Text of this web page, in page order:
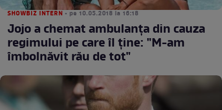
SHOWBIZ INTERN • pe 10.05.2018 la 16:18
Jojo a chemat ambulanța din cauza
regimului pe care îl ține: "M-am
îmbolnăvit rău de tot"